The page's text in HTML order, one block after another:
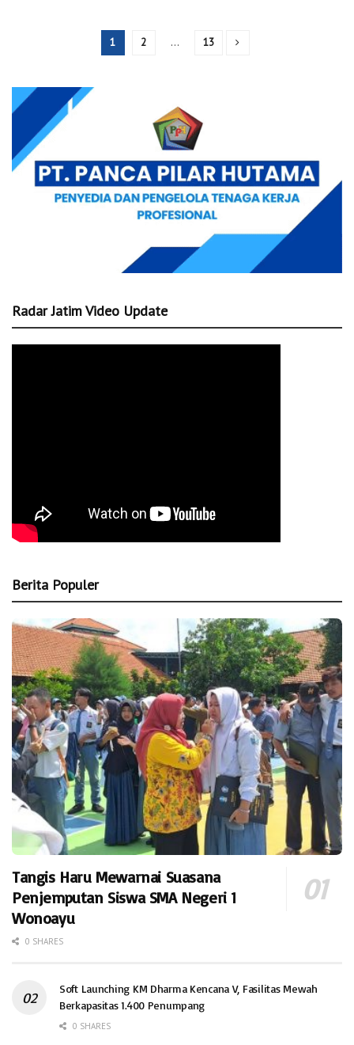
1 2 … 13
Radar Jatim Video Update
Berita Populer
Tangis Haru Mewarnai Suasana
Penjemputan Siswa SMA Negeri 1
Wonoayu
0 SHARES
Soft Launching KM Dharma Kencana V, Fasilitas Mewah
Berkapasitas 1.400 Penumpang
0 SHARES